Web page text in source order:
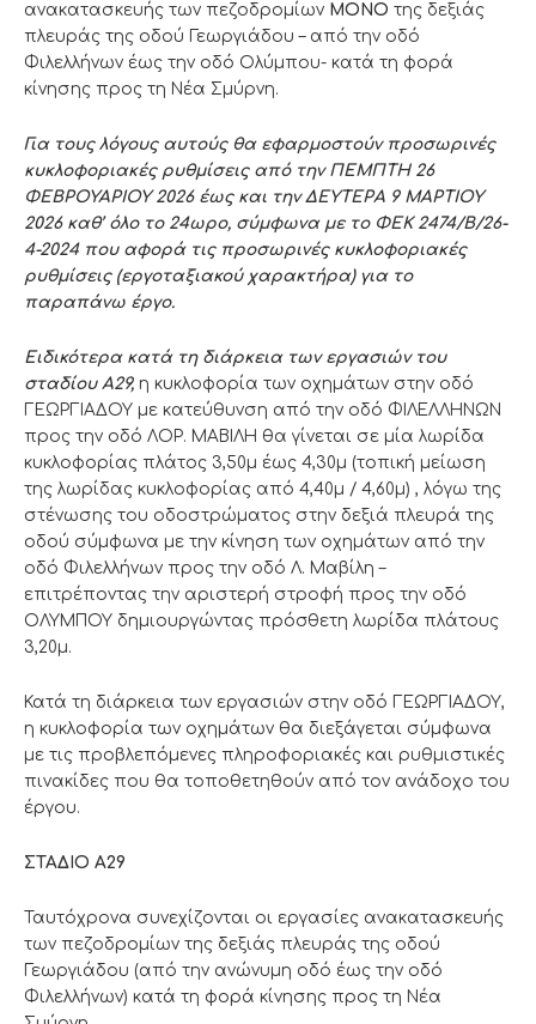
ανακατασκευής των πεζοδρομίων ΜΟΝΟ της δεξιάς
πλευράς της οδού Γεωργιάδου – από την οδό
Φιλελλήνων έως την οδό Ολύμπου- κατά τη φορά
κίνησης προς τη Νέα Σμύρνη.
Για τους λόγους αυτούς θα εφαρμοστούν προσωρινές
κυκλοφοριακές ρυθμίσεις από την ΠΕΜΠΤΗ 26
ΦΕΒΡΟΥΑΡΙΟΥ 2026 έως και την ΔΕΥΤΕΡΑ 9 ΜΑΡΤΙΟΥ
2026 καθ’ όλο το 24ωρο, σύμφωνα με το ΦΕΚ 2474/Β/26-
4-2024 που αφορά τις προσωρινές κυκλοφοριακές
ρυθμίσεις (εργοταξιακού χαρακτήρα) για το
παραπάνω έργο.
Ειδικότερα κατά τη διάρκεια των εργασιών του
σταδίου Α29, η κυκλοφορία των οχημάτων στην οδό
ΓΕΩΡΓΙΑΔΟΥ με κατεύθυνση από την οδό ΦΙΛΕΛΛΗΝΩΝ
προς την οδό ΛΟΡ. ΜΑΒΙΛΗ θα γίνεται σε μία λωρίδα
κυκλοφορίας πλάτος 3,50μ έως 4,30μ (τοπική μείωση
της λωρίδας κυκλοφορίας από 4,40μ / 4,60μ) , λόγω της
στένωσης του οδοστρώματος στην δεξιά πλευρά της
οδού σύμφωνα με την κίνηση των οχημάτων από την
οδό Φιλελλήνων προς την οδό Λ. Μαβίλη –
επιτρέποντας την αριστερή στροφή προς την οδό
ΟΛΥΜΠΟΥ δημιουργώντας πρόσθετη λωρίδα πλάτους
3,20μ.
Κατά τη διάρκεια των εργασιών στην οδό ΓΕΩΡΓΙΑΔΟΥ,
η κυκλοφορία των οχημάτων θα διεξάγεται σύμφωνα
με τις προβλεπόμενες πληροφοριακές και ρυθμιστικές
πινακίδες που θα τοποθετηθούν από τον ανάδοχο του
έργου.
ΣΤΑΔΙΟ Α29
Ταυτόχρονα συνεχίζονται οι εργασίες ανακατασκευής
των πεζοδρομίων της δεξιάς πλευράς της οδού
Γεωργιάδου (από την ανώνυμη οδό έως την οδό
Φιλελλήνων) κατά τη φορά κίνησης προς τη Νέα